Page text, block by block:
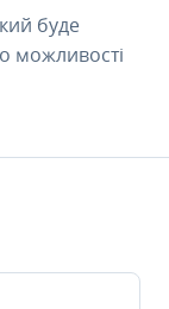
буде
можливості